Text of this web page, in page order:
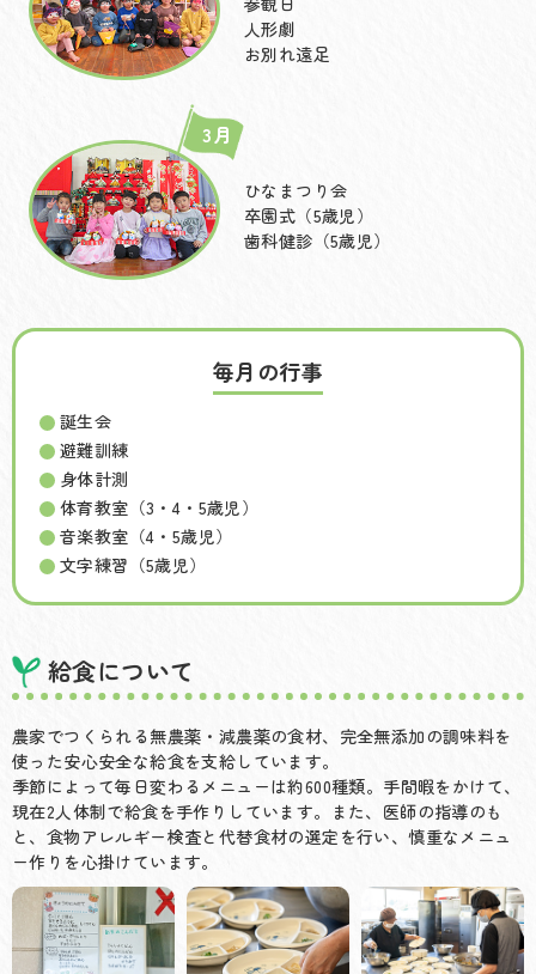
人形劇
お別れ遠足
3月
ひなまつり会
卒園式（5歳児）
歯科健診（5歳児）
毎月の行事
誕生会
避難訓練
身体計測
体育教室（3・4・5歳児）
音楽教室（4・5歳児）
文字練習（5歳児）
給食について
農家でつくられる無農薬・減農薬の食材、完全無添加の調味料を
使った安心安全な給食を支給しています。
季節によって毎日変わるメニューは約600種類。手間暇をかけて、
現在2人体制で給食を手作りしています。また、医師の指導のも
と、食物アレルギー検査と代替食材の選定を行い、慎重なメニュ
ー作りを心掛けています。